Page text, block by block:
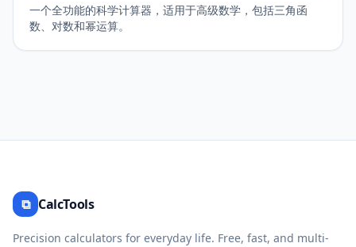
一个全功能的科学计算器，适用于高级数学，包括三角函
数、对数和幂运算。
⧉ CalcTools
Precision calculators for everyday life. Free, fast, and multi-